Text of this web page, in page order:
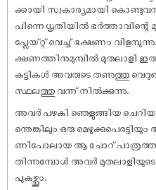
ക്കായി സ്വകാര്യമായി
പിന്നെ ധൃതിയിൽ
പ്ലേയ്റ്റ് വെച്ച് ഭക്ഷണം
ക്ഷണത്തിനുമുമ്പിൽ മുതലാളി
കുട്ടികൾ അവരുടെ തണുത്തു
സ്ഥലത്തു വന്ന് നിൽക്കുന്നു.
അവർ പഴകി ഞെളുങ്ങിയ
ന്തെങ്കിലും ഒരു
ണിപോലായ ആ ചോറ്
തിന്നുമ്പോൾ അവർ
പുകഴ്ത്തും.